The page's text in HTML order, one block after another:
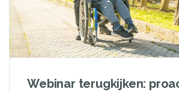
Webinar terugkijken: